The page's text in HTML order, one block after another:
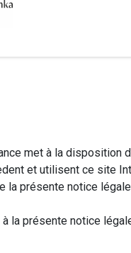
met à la disposition
et utilisent ce site
la présente notice
la présente notice